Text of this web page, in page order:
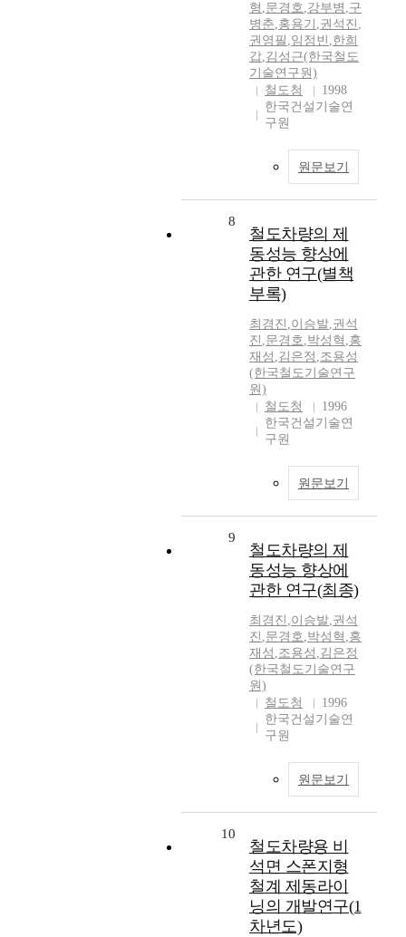
형 ,문경호,강부병 ,구
병춘,홍용기 ,권석진 ,
권영필 ,임정빈 ,한희
갑,김성근(한국철도
기술연구원)
철도청
1998
한국건설기술연
구원
원문보기
8
철도차량의 제
동성능 향상에
관한 연구(별책
부록)
최경진 ,이승발,권석
진 ,문경호,박성혁 ,홍
재성 ,김은정 ,조용성
(한국철도기술연구
원)
철도청
1996
한국건설기술연
구원
원문보기
9
철도차량의 제
동성능 향상에
관한 연구(최종)
최경진 ,이승발,권석
진 ,문경호,박성혁 ,홍
재성 ,조용성 ,김은정
(한국철도기술연구
원)
철도청
1996
한국건설기술연
구원
원문보기
10
철도차량용 비
석면 스폰지형
철계 제동라이
닝의 개발연구(1
차년도)